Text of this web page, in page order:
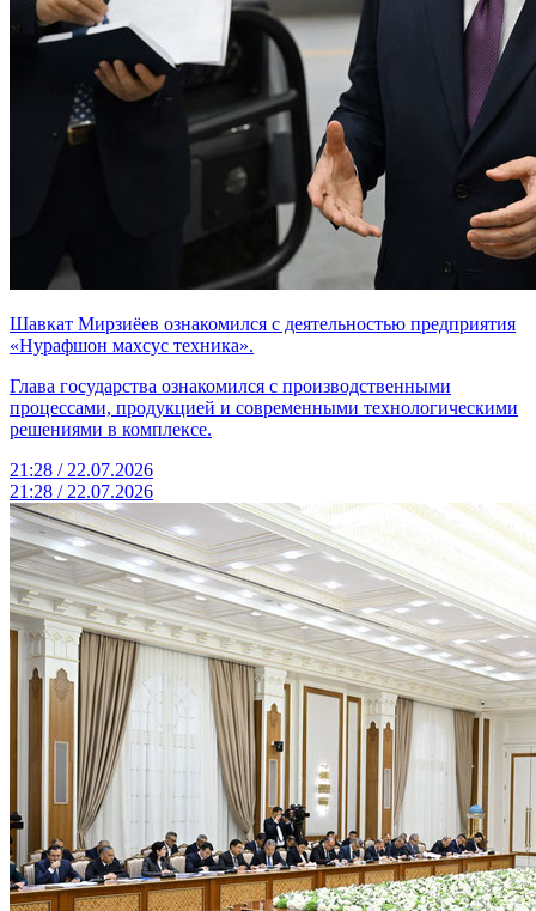
Шавкат Мирзиёев ознакомился с деятельностью предприятия
«Нурафшон махсус техника».
Глава государства ознакомился с производственными
процессами, продукцией и современными технологическими
решениями в комплексе.
21:28 / 22.07.2026
21:28 / 22.07.2026